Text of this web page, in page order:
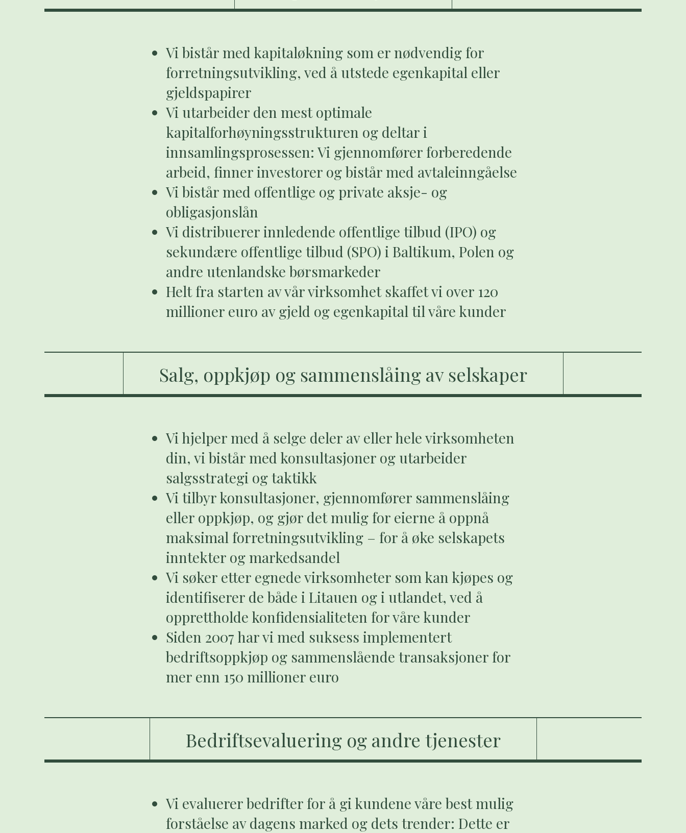
Vi bistår med kapitaløkning som er nødvendig for
forretningsutvikling, ved å utstede egenkapital eller
gjeldspapirer
Vi utarbeider den mest optimale
kapitalforhøyningsstrukturen og deltar i
innsamlingsprosessen: Vi gjennomfører forberedende
arbeid, finner investorer og bistår med avtaleinngåelse
Vi bistår med offentlige og private aksje- og
obligasjonslån
Vi distribuerer innledende offentlige tilbud (IPO) og
sekundære offentlige tilbud (SPO) i Baltikum, Polen og
andre utenlandske børsmarkeder
Helt fra starten av vår virksomhet skaffet vi over 120
millioner euro av gjeld og egenkapital til våre kunder
Salg, oppkjøp og sammenslåing av selskaper
Vi hjelper med å selge deler av eller hele virksomheten
din, vi bistår med konsultasjoner og utarbeider
salgsstrategi og taktikk
Vi tilbyr konsultasjoner, gjennomfører sammenslåing
eller oppkjøp, og gjør det mulig for eierne å oppnå
maksimal forretningsutvikling – for å øke selskapets
inntekter og markedsandel
Vi søker etter egnede virksomheter som kan kjøpes og
identifiserer de både i Litauen og i utlandet, ved å
opprettholde konfidensialiteten for våre kunder
Siden 2007 har vi med suksess implementert
bedriftsoppkjøp og sammenslående transaksjoner for
mer enn 150 millioner euro
Bedriftsevaluering og andre tjenester
Vi evaluerer bedrifter for å gi kundene våre best mulig
forståelse av dagens marked og dets trender: Dette er